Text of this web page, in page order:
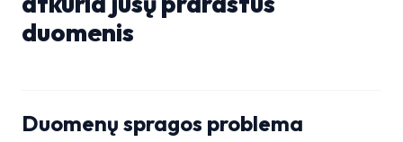
duomenis
Duomenų spragos problema